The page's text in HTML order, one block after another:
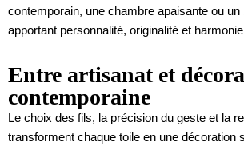
contemporain, une chambre apaisante ou un
apportant personnalité, originalité et
Entre artisanat et
contemporaine
Le choix des fils, la précision du geste et la
transforment chaque toile en une décoration